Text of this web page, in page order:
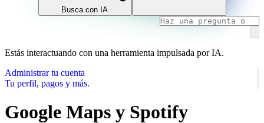
Busca con IA
Estás interactuando con una herramienta impulsada por IA.
Administrar tu cuenta
Tu perfil, pagos y más.
Google Maps y Spotify